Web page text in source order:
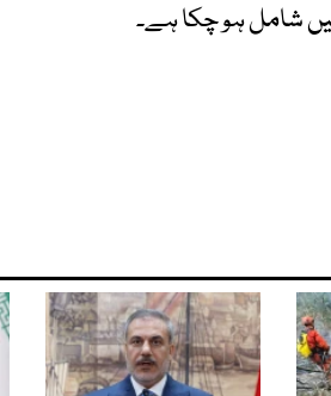
شامل ہو چکا ہے۔